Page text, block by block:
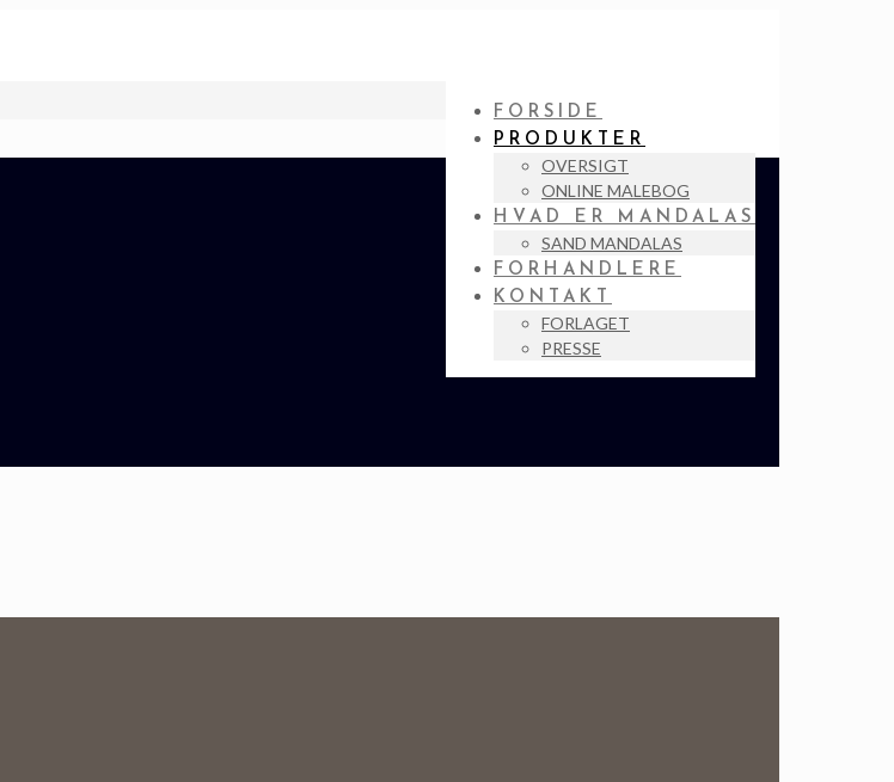
FORSIDE
PRODUKTER
OVERSIGT
ONLINE MALEBOG
HVAD ER MANDALAS
SAND MANDALAS
FORHANDLERE
KONTAKT
FORLAGET
PRESSE